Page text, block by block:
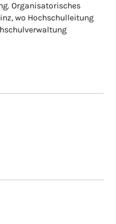
Organisatorisches
wo Hochschulleitung